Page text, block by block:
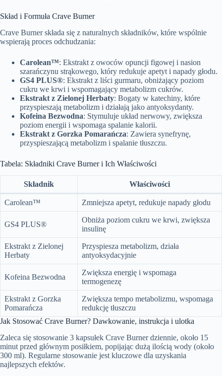
Skład i Formuła Crave Burner
Crave Burner składa się z naturalnych składników, które wspólnie
wspierają proces odchudzania:
Carolean™: Ekstrakt z owoców opuncji figowej i nasion
szarańczynu strąkowego, który redukuje apetyt i napady głodu.
GS4 PLUS®: Ekstrakt z liści gurmaru, obniżający poziom
cukru we krwi i wspomagający metabolizm cukrów.
Ekstrakt z Zielonej Herbaty: Bogaty w katechiny, które
przyspieszają metabolizm i działają jako antyoksydanty.
Kofeina Bezwodna: Stymuluje układ nerwowy, zwiększa
poziom energii i wspomaga spalanie kalorii.
Ekstrakt z Gorzka Pomarańcza: Zawiera synefrynę,
przyspieszającą metabolizm i spalanie tłuszczu.
Tabela: Składniki Crave Burner i Ich Właściwości
Składnik Właściwości
Carolean™ Zmniejsza apetyt, redukuje napady głodu
GS4 PLUS®
Obniża poziom cukru we krwi, zwiększa
insulinę
Ekstrakt z Zielonej
Herbaty
Przyspiesza metabolizm, działa
antyoksydacyjnie
Kofeina Bezwodna
Zwiększa energię i wspomaga
termogenezę
Ekstrakt z Gorzka
Pomarańcza
Zwiększa tempo metabolizmu, wspomaga
redukcję tłuszczu
Jak Stosować Crave Burner? Dawkowanie, instrukcja i ulotka
Zaleca się stosowanie 3 kapsułek Crave Burner dziennie, około 15
minut przed głównym posiłkiem, popijając dużą ilością wody (około
300 ml). Regularne stosowanie jest kluczowe dla uzyskania
najlepszych efektów.